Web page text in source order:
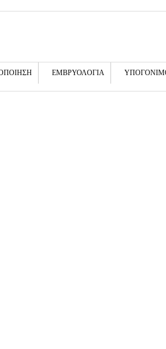
ΕΜΒΡΥΟΛΟΓΙΑ